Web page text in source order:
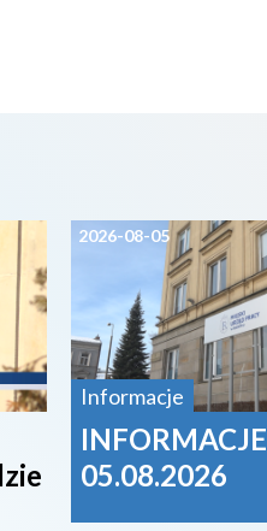
2026-08-05
Informacje
INFORMACJE
05.08.2026